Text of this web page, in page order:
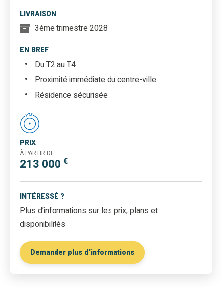
LIVRAISON
3ème trimestre 2028
EN BREF
Du T2 au T4
Proximité immédiate du centre-ville
Résidence sécurisée
PRIX
À PARTIR DE
213 000 €
INTÉRESSÉ ?
Plus d’informations sur les prix, plans et
disponibilités
Demander plus d’informations